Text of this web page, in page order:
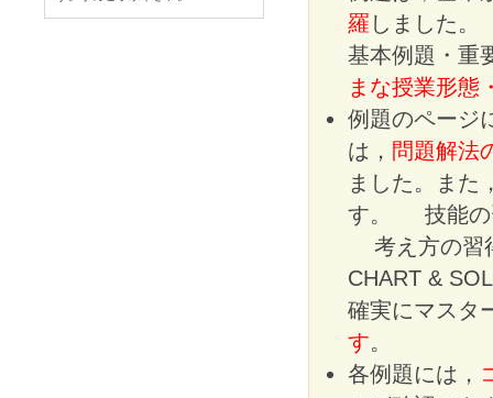
羅 しました。
基本例題・重
まな授業形態
例題のページ
は， 問題解法
ました。また
す。
技能
考え方の
CHART &
確実にマスタ
す。
各例題には，